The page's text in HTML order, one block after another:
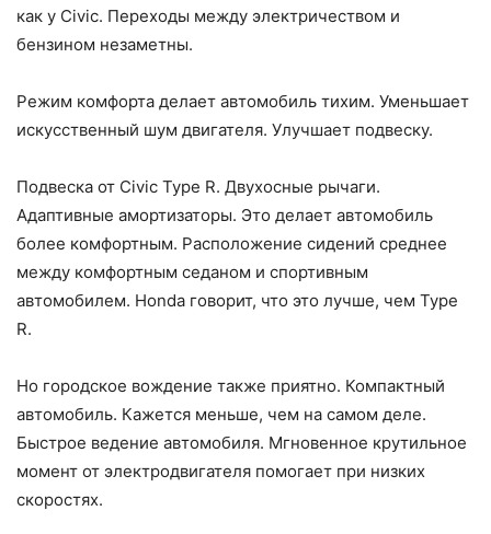
как у Civic. Переходы между электричеством и
бензином незаметны.
Режим комфорта делает автомобиль тихим. Уменьшает
искусственный шум двигателя. Улучшает подвеску.
Подвеска от Civic Type R. Двухосные рычаги.
Адаптивные амортизаторы. Это делает автомобиль
более комфортным. Расположение сидений среднее
между комфортным седаном и спортивным
автомобилем. Honda говорит, что это лучше, чем Type
R.
Но городское вождение также приятно. Компактный
автомобиль. Кажется меньше, чем на самом деле.
Быстрое ведение автомобиля. Мгновенное крутильное
момент от электродвигателя помогает при низких
скоростях.